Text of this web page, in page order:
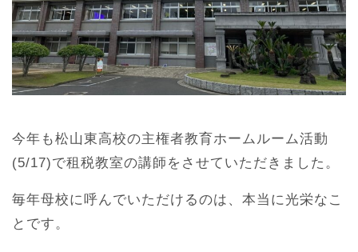
今年も松山東高校の主権者教育ホームルーム活動
(5/17)で租税教室の講師をさせていただきました。
毎年母校に呼んでいただけるのは、本当に光栄なこ
とです。